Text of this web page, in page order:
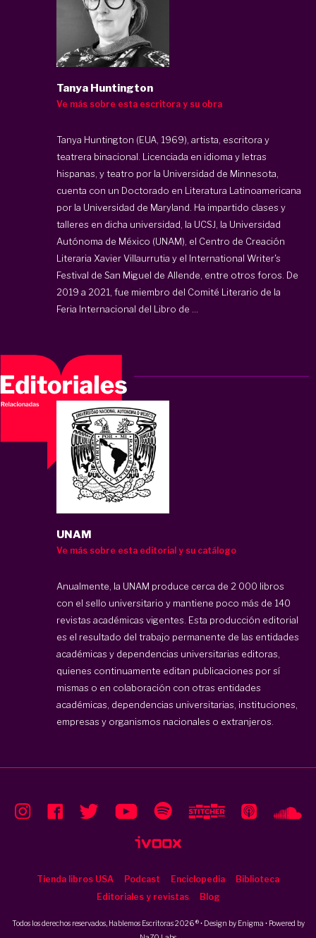
Tanya Huntington
Ve más sobre esta escritora y su obra
Tanya Huntington (EUA, 1969), artista, escritora y
teatrera binacional. Licenciada en idioma y letras
hispanas, y teatro por la Universidad de Minnesota,
cuenta con un Doctorado en Literatura Latinoamericana
por la Universidad de Maryland. Ha impartido clases y
talleres en dicha universidad, la UCSJ, la Universidad
Autónoma de México (UNAM), el Centro de Creación
Literaria Xavier Villaurrutia y el International Writer's
Festival de San Miguel de Allende, entre otros foros. De
2019 a 2021, fue miembro del Comité Literario de la
Feria Internacional del Libro de ...
UNAM
Ve más sobre esta editorial y su catálogo
Anualmente, la UNAM produce cerca de 2 000 libros
con el sello universitario y mantiene poco más de 140
revistas académicas vigentes. Esta producción editorial
es el resultado del trabajo permanente de las entidades
académicas y dependencias universitarias editoras,
quienes continuamente editan publicaciones por sí
mismas o en colaboración con otras entidades
académicas, dependencias universitarias, instituciones,
empresas y organismos nacionales o extranjeros.
Tienda libros USA Podcast Enciclopedia
Biblioteca
Editoriales y revistas
Blog
Todos los derechos reservados, Hablemos Escritoras 2026 ® • Design by Enigma • Powered by